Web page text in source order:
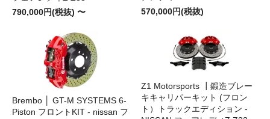
790,000円(税抜) 〜
570,000円(税抜)
Brembo │ GT-M SYSTEMS 6-
Piston フロントKIT - nissan フ
Z1 Motorsports ┃鍛造ブレー
キキャリパーキット (フロン
ト）トラックエディション -